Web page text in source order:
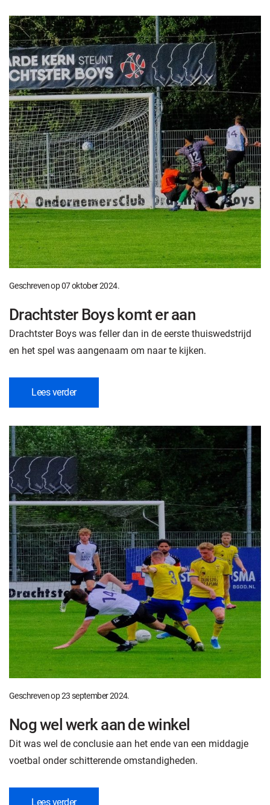
Geschreven op07 oktober 2024.
Drachtster Boys komt er aan
Drachtster Boys was feller dan in de eerste thuiswedstrijd
en het spel was aangenaam om naar te kijken.
Lees verder
Geschreven op23 september 2024.
Nog wel werk aan de winkel
Dit was wel de conclusie aan het ende van een middagje
voetbal onder schitterende omstandigheden.
Lees verder